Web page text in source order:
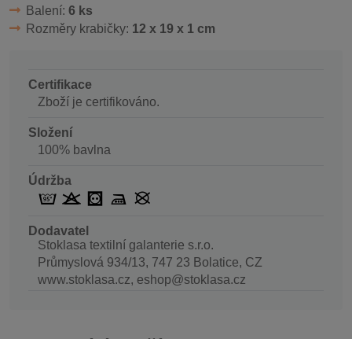
Balení: 6 ks
Rozměry krabičky: 12 x 19 x 1 cm
Certifikace
Zboží je certifikováno.
Složení
100% bavlna
Údržba
Dodavatel
Stoklasa textilní galanterie s.r.o.
Průmyslová 934/13, 747 23 Bolatice, CZ
www.stoklasa.cz, eshop@stoklasa.cz